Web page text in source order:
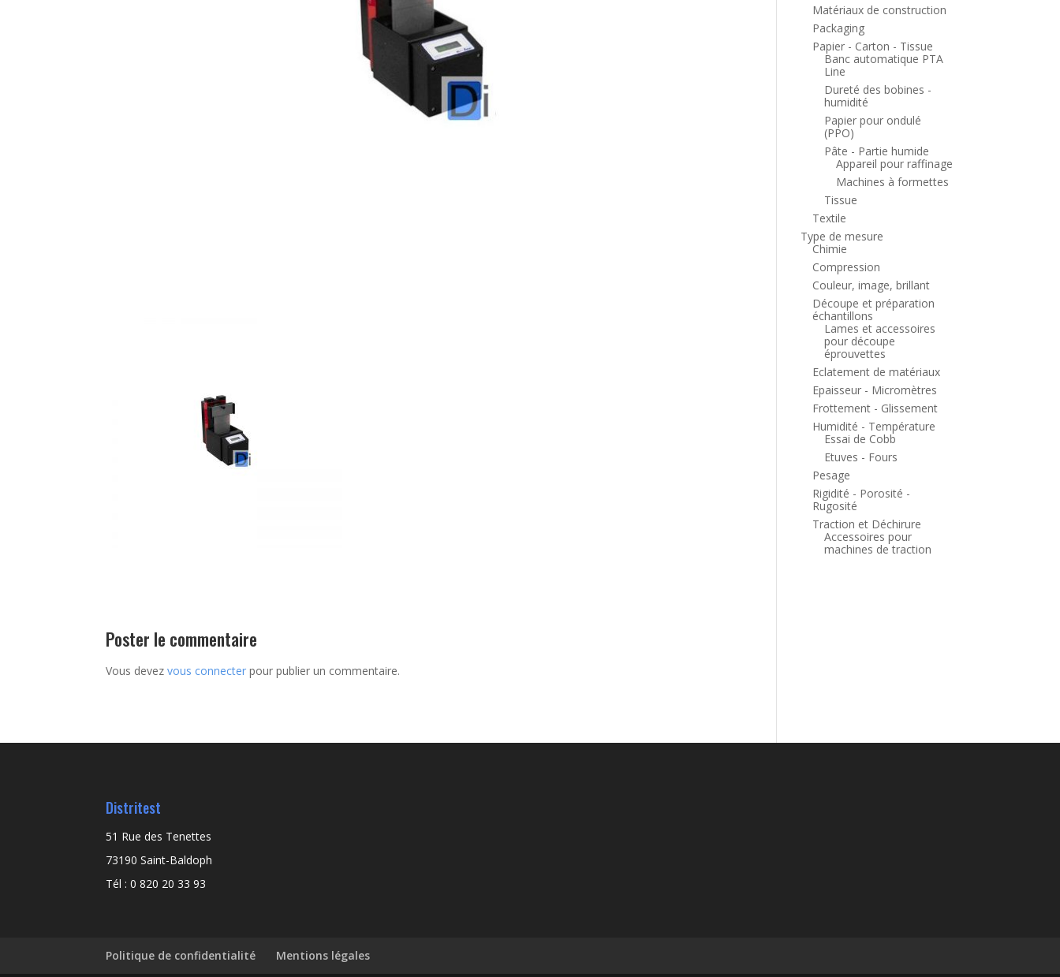
Poster le commentaire
Vous devezvous connecter pour publier un commentaire.
Matériaux de construction
Packaging
Papier - Carton - Tissue
Banc automatique PTA
Line
Dureté des bobines -
humidité
Papier pour ondulé
(PPO)
Pâte - Partie humide
Appareil pour raffinage
Machines à formettes
Tissue
Textile
Type de mesure
Chimie
Compression
Couleur, image, brillant
Découpe et préparation
échantillons
Lames et accessoires
pour découpe
éprouvettes
Eclatement de matériaux
Epaisseur - Micromètres
Frottement - Glissement
Humidité - Température
Essai de Cobb
Etuves - Fours
Pesage
Rigidité - Porosité -
Rugosité
Traction et Déchirure
Accessoires pour
machines de traction
Distritest
51 Rue des Tenettes
73190 Saint-Baldoph
Tél : 0 820 20 33 93
Politique de confidentialité Mentions légales